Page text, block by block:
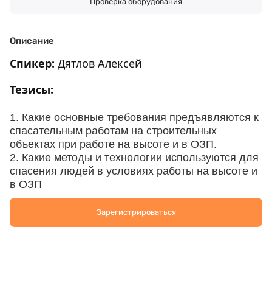
Описание
Спикер: Дятлов Алексей
Тезисы:
1. Какие основные требования предъявляются к
спасательным работам на строительных
объектах при работе на высоте и в ОЗП.
2. Какие методы и технологии используются для
спасения людей в условиях работы на высоте и
в ОЗП
3. Как осуществляется контроль за проведением
спасательных работ и обеспечение безопасности
персонала на строительных объектах?
Зарегистрироваться